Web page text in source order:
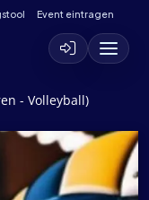
Event eintragen
- Volleyball)